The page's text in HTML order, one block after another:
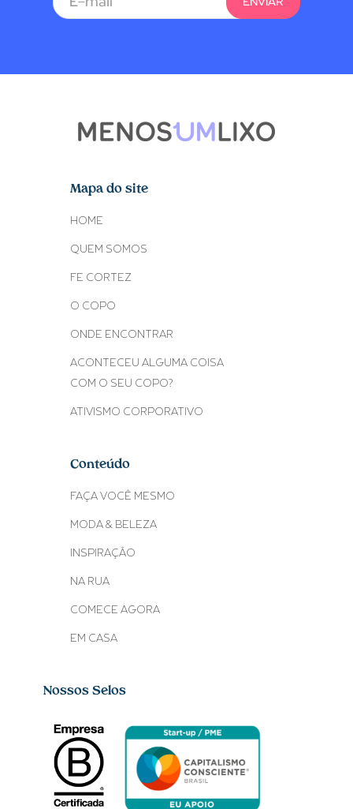
Mapa do site
HOME
QUEM SOMOS
FE CORTEZ
O COPO
ONDE ENCONTRAR
ACONTECEU ALGUMA COISA
COM O SEU COPO?
ATIVISMO CORPORATIVO
Conteúdo
FAÇA VOCÊ MESMO
MODA & BELEZA
INSPIRAÇÃO
NA RUA
COMECE AGORA
EM CASA
Nossos Selos